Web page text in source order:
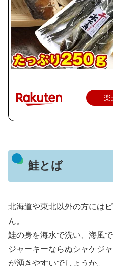
楽
鮭とば
北海道や東北以外の方には
ん。
鮭の身を海水で洗い、海風
ジャーキーならぬシャケジ
が湧きやすいでしょうか。